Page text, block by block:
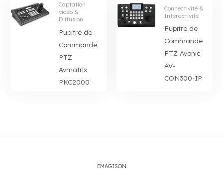
Captation
vidéo &
Diffusion
Pupitre de
Commande
PTZ
Avmatrix
PKC2000
Connectivité &
Intéractivité
Pupitre de
Commande
PTZ Avonic
AV-
CON300-IP
EMAGISON